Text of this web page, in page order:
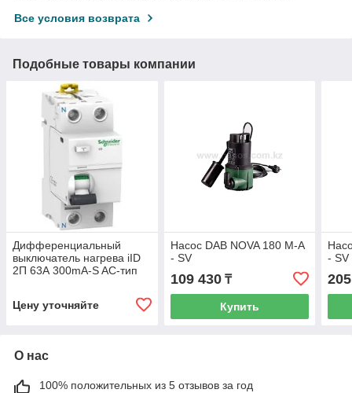
Все условия возврата
Подобные товары компании
Дифференциальный
выключатель нагрева iID
2П 63А 300mA-S AC-тип
Цену уточняйте
Насос DAB NOVA 180 M-A
- SV
109 430₸
Купить
- SV
О нас
100% положительных из 5 отзывов за год